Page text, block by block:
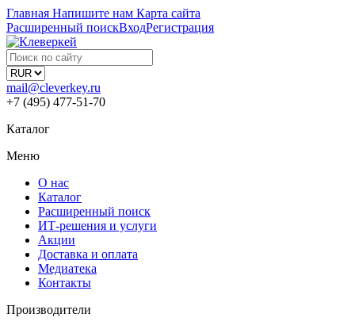
Главная Напишите нам Карта сайта
Расширенный поискВходРегистрация
mail@cleverkey.ru
+7 (495) 477-51-70
Каталог
Меню
О нас
Каталог
Расширенный поиск
ИТ-решения и услуги
Акции
Доставка и оплата
Медиатека
Контакты
Производители